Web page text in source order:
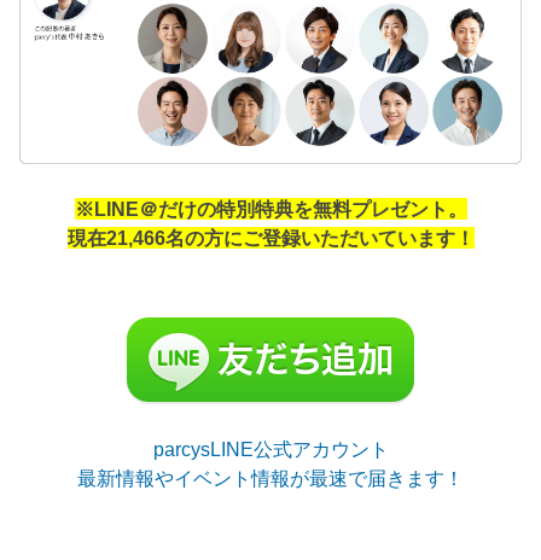
※LINE＠だけの特別特典を無料プレゼント。
現在21,466名の方にご登録いただいています！
parcysLINE公式アカウント
最新情報やイベント情報が最速で届きます！